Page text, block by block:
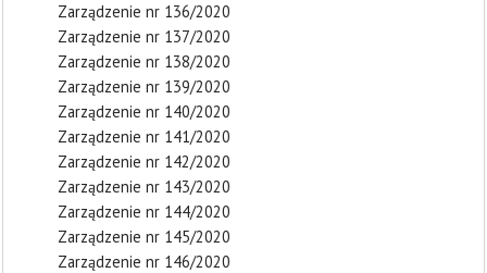
Zarządzenie nr 136/2020
Zarządzenie nr 137/2020
Zarządzenie nr 138/2020
Zarządzenie nr 139/2020
Zarządzenie nr 140/2020
Zarządzenie nr 141/2020
Zarządzenie nr 142/2020
Zarządzenie nr 143/2020
Zarządzenie nr 144/2020
Zarządzenie nr 145/2020
Zarządzenie nr 146/2020